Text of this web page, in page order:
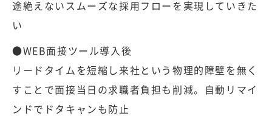
途絶えないスムーズな採用フローを実現していきた
い
●WEB面接ツール導入後
リードタイムを短縮し来社という物理的障壁を無く
すことで面接当日の求職者負担も削減。自動リマイ
ンドでドタキャンも防止